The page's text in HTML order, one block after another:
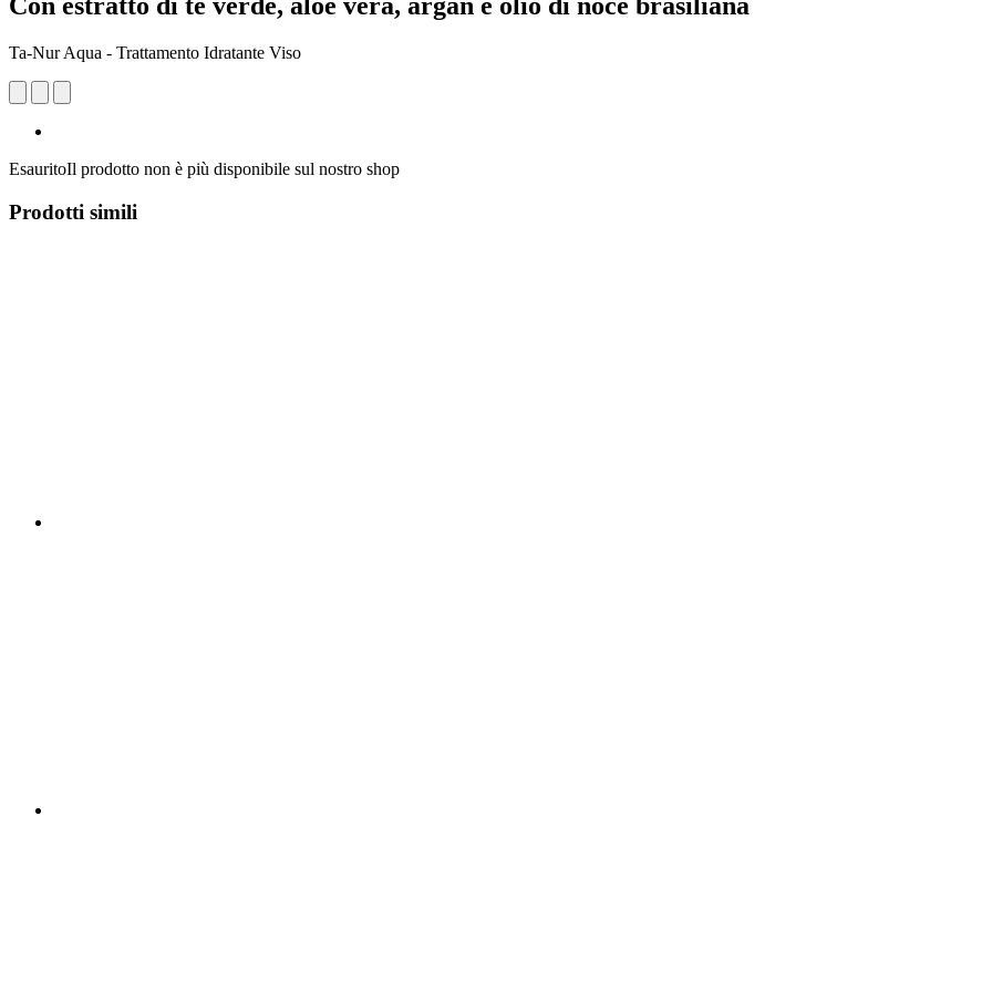
Ta-Nur Aqua - Trattamento Idratante Viso
EsauritoIl prodotto non è più disponibile sul nostro shop
Prodotti simili